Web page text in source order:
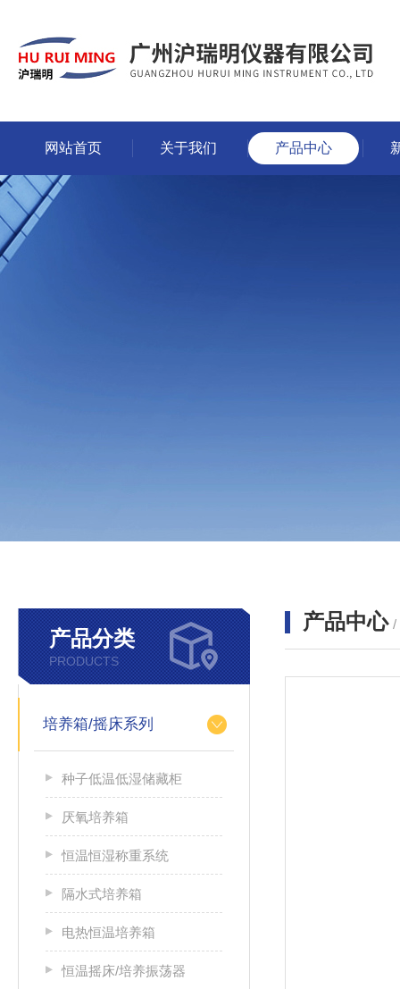
网站首页 关于我们 产品中心
产品分类
PRODUCTS
培养箱/摇床系列
种子低温低湿储藏柜
厌氧培养箱
恒温恒湿称重系统
隔水式培养箱
电热恒温培养箱
恒温摇床/培养振荡器
产品中心 /